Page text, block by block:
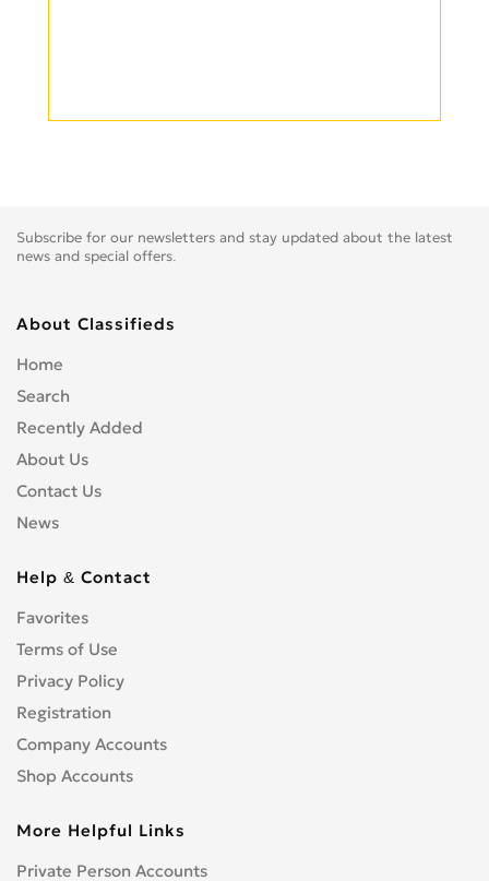
Subscribe for our newsletters and stay updated about the latest
news and special offers.
About Classifieds
Home
Search
Recently Added
About Us
Contact Us
News
Help & Contact
Favorites
Terms of Use
Privacy Policy
Registration
Company Accounts
Shop Accounts
More Helpful Links
Private Person Accounts